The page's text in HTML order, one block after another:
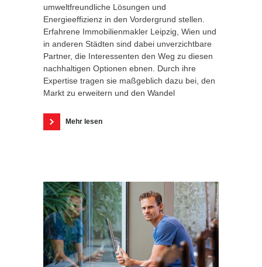
umweltfreundliche Lösungen und
Energieeffizienz in den Vordergrund stellen.
Erfahrene Immobilienmakler Leipzig, Wien und
in anderen Städten sind dabei unverzichtbare
Partner, die Interessenten den Weg zu diesen
nachhaltigen Optionen ebnen. Durch ihre
Expertise tragen sie maßgeblich dazu bei, den
Markt zu erweitern und den Wandel
Mehr lesen